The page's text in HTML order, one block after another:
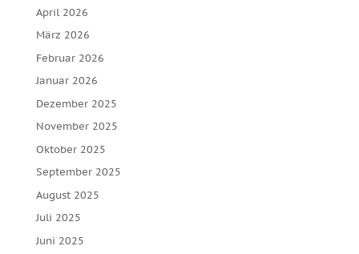
April 2026
März 2026
Februar 2026
Januar 2026
Dezember 2025
November 2025
Oktober 2025
September 2025
August 2025
Juli 2025
Juni 2025